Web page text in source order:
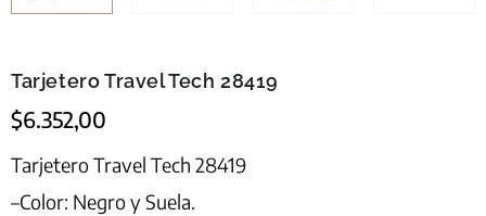
Tarjetero Travel Tech 28419
$6.352,00
Tarjetero Travel Tech 28419
–Color: Negro y Suela.